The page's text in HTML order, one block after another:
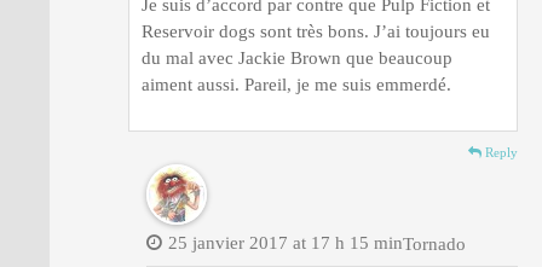
Je suis d’accord par contre que Pulp Fiction et
Reservoir dogs sont très bons. J’ai toujours eu
du mal avec Jackie Brown que beaucoup
aiment aussi. Pareil, je me suis emmerdé.
Reply
Tornado
25 janvier 2017 at 17 h 15 min